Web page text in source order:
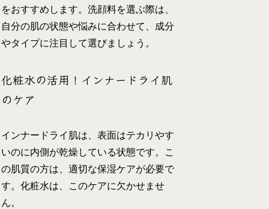
をおすすめします。洗顔料を選ぶ際は、
自分の肌の状態や悩みに合わせて、成分
やタイプに注目して選びましょう。
化粧水の活用！インナードライ肌
のケア
インナードライ肌は、表面はテカリやす
いのに内側が乾燥している状態です。こ
の肌質の方は、適切な保湿ケアが必要で
す。化粧水は、このケアに欠かせませ
ん。